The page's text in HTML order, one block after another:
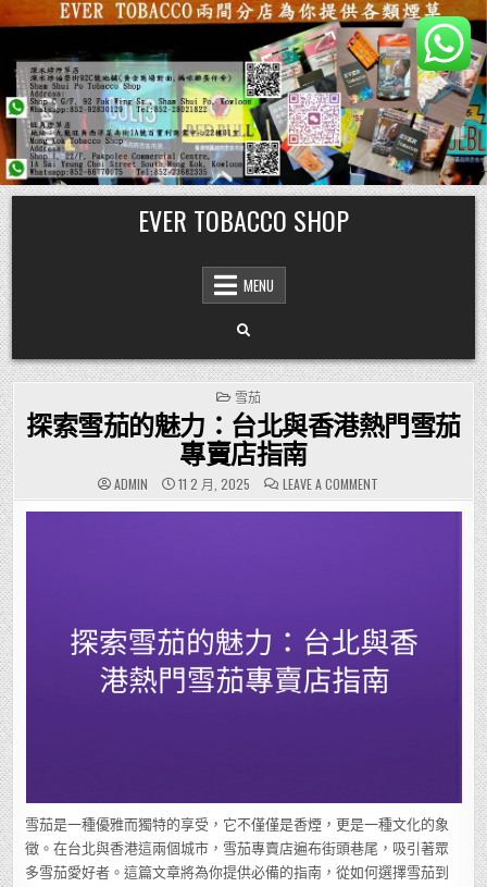
Skip
to
content
EVER TOBACCO SHOP
MENU
POSTED
IN
雪茄
探索雪茄的魅力：台北與香港熱門雪茄
專賣店指南
ADMIN 11 2 月, 2025 LEAVE A COMMENT
探
索
香
港
熱
門
雪
茄
雪茄是一種優雅而獨特的享受，它不僅僅是香煙，更是一種文化的象
徵。在台北與香港這兩個城市，雪茄專賣店遍布街頭巷尾，吸引著眾
多雪茄愛好者。這篇文章將為你提供必備的指南，從如何選擇雪茄到